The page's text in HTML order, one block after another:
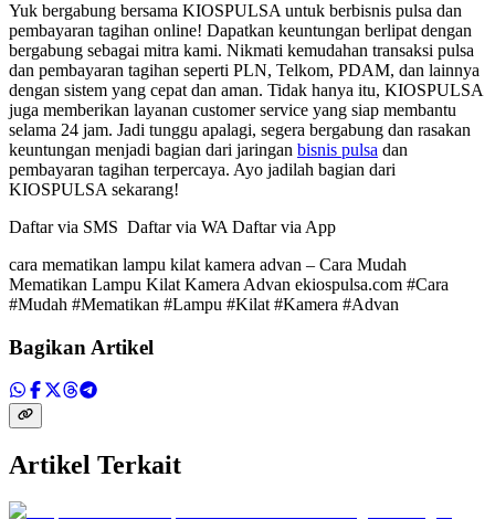
Yuk bergabung bersama KIOSPULSA untuk berbisnis pulsa dan
pembayaran tagihan online! Dapatkan keuntungan berlipat dengan
bergabung sebagai mitra kami. Nikmati kemudahan transaksi pulsa
dan pembayaran tagihan seperti PLN, Telkom, PDAM, dan lainnya
dengan sistem yang cepat dan aman. Tidak hanya itu, KIOSPULSA
juga memberikan layanan customer service yang siap membantu
selama 24 jam. Jadi tunggu apalagi, segera bergabung dan rasakan
keuntungan menjadi bagian dari jaringan bisnis pulsa dan
pembayaran tagihan terpercaya. Ayo jadilah bagian dari
KIOSPULSA sekarang!
Daftar via SMS Daftar via WA Daftar via App
cara mematikan lampu kilat kamera advan – Cara Mudah
Mematikan Lampu Kilat Kamera Advan ekiospulsa.com #Cara
#Mudah #Mematikan #Lampu #Kilat #Kamera #Advan
Bagikan Artikel
Artikel Terkait